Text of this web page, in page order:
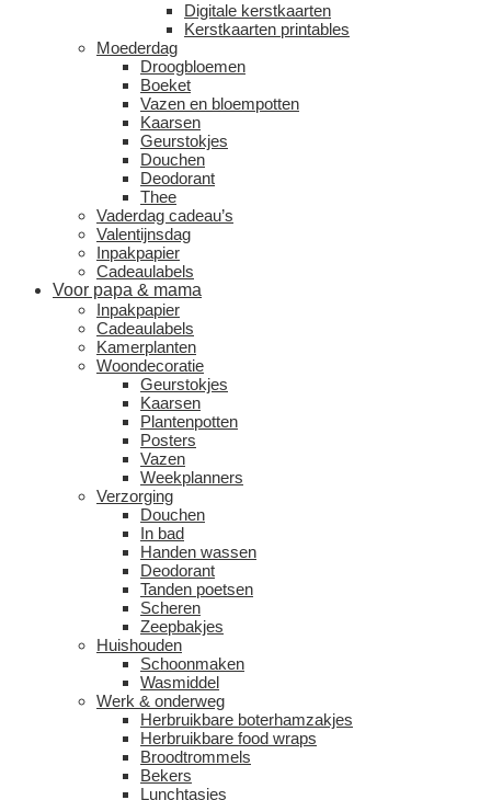
Digitale kerstkaarten
Kerstkaarten printables
Moederdag
Droogbloemen
Boeket
Vazen en bloempotten
Kaarsen
Geurstokjes
Douchen
Deodorant
Thee
Vaderdag cadeau’s
Valentijnsdag
Inpakpapier
Cadeaulabels
Voor papa & mama
Inpakpapier
Cadeaulabels
Kamerplanten
Woondecoratie
Geurstokjes
Kaarsen
Plantenpotten
Posters
Vazen
Weekplanners
Verzorging
Douchen
In bad
Handen wassen
Deodorant
Tanden poetsen
Scheren
Zeepbakjes
Huishouden
Schoonmaken
Wasmiddel
Werk & onderweg
Herbruikbare boterhamzakjes
Herbruikbare food wraps
Broodtrommels
Bekers
Lunchtasjes